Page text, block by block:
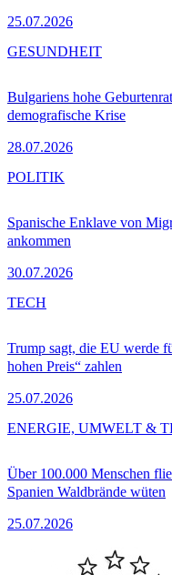
25.07.2026
Bulgariens hohe
demografische Krise
28.07.2026
GESUNDHEIT
Spanische Enklave von
ankommen
30.07.2026
POLITIK
Trump sagt, die EU werde
hohen Preis“ zahlen
25.07.2026
TECH
Über 100.000 Menschen
Spanien Waldbrände wüten
25.07.2026
ENERGIE, UMWELT &